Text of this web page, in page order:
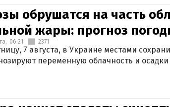
обрушатся на часть
жары: прогноз
06:21 2371
7 августа, в Украине местами
переменную облачность и